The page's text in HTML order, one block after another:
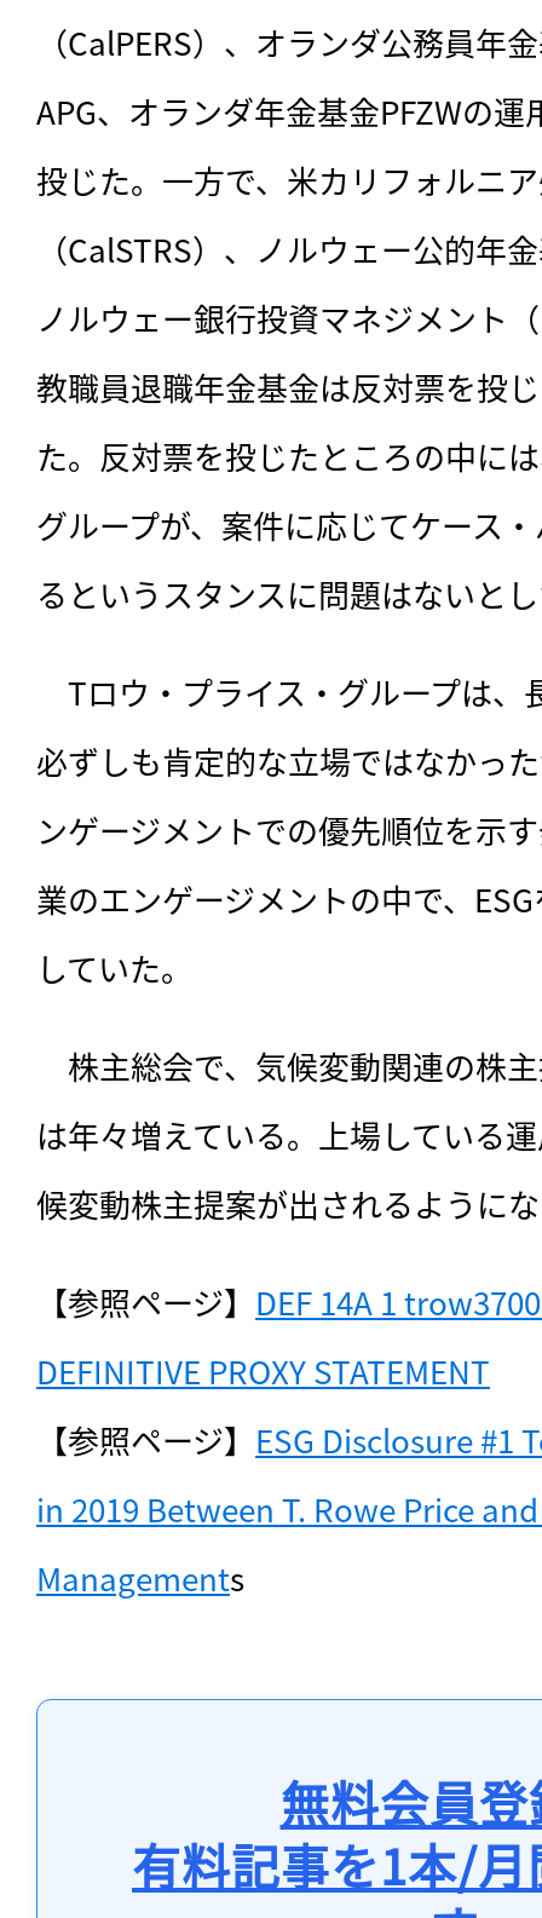
（CalPERS）、オランダ公務員年
APG、オランダ年金基金PFZWの運
投じた。一方で、米カリフォルニ
（CalSTRS）、ノルウェー公的年
ノルウェー銀行投資マネジメント
教職員退職年金基金は反対票を投
た。反対票を投じたところの中に
グループが、案件に応じてケース
るというスタンスに問題はないと
Tロウ・プライス・グループは、
必ずしも肯定的な立場ではなかっ
ンゲージメントでの優先順位を示
業のエンゲージメントの中で、
していた。
株主総会で、気候変動関連の株
は年々増えている。上場している
候変動株主提案が出されるように
【参照ページ】 DEF 14A 1
DEFINITIVE PROXY STATEMENT
【参照ページ】 ESG Disclosure #1
in 2019 Between T. Rowe Price
Managements
無料会員
有料記事を1本/